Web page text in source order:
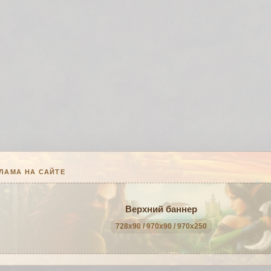
НА САЙТЕ
Верхний баннер
728x90 / 970x90 / 970x250